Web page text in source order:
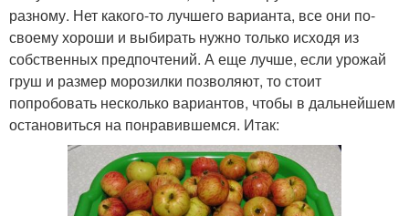
разному. Нет какого-то лучшего варианта, все они по-
своему хороши и выбирать нужно только исходя из
собственных предпочтений. А еще лучше, если урожай
груш и размер морозилки позволяют, то стоит
попробовать несколько вариантов, чтобы в дальнейшем
остановиться на понравившемся. Итак: